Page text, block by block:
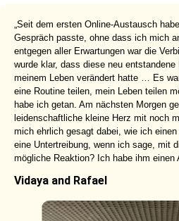
„Seit dem ersten Online-Austausch
Gespräch passte, ohne dass ich mich
entgegen aller Erwartungen war die
wurde klar, dass diese neu
meinem Leben verändert hatte … Es
eine Routine teilen, mein Leben teilen
habe ich getan. Am nächsten Morgen
leidenschaftliche kleine Herz mit noch
mich ehrlich gesagt dabei, wie ich
eine Untertreibung, wenn ich sage, mit
mögliche Reaktion? Ich habe ihm einen
Vidaya and Rafael